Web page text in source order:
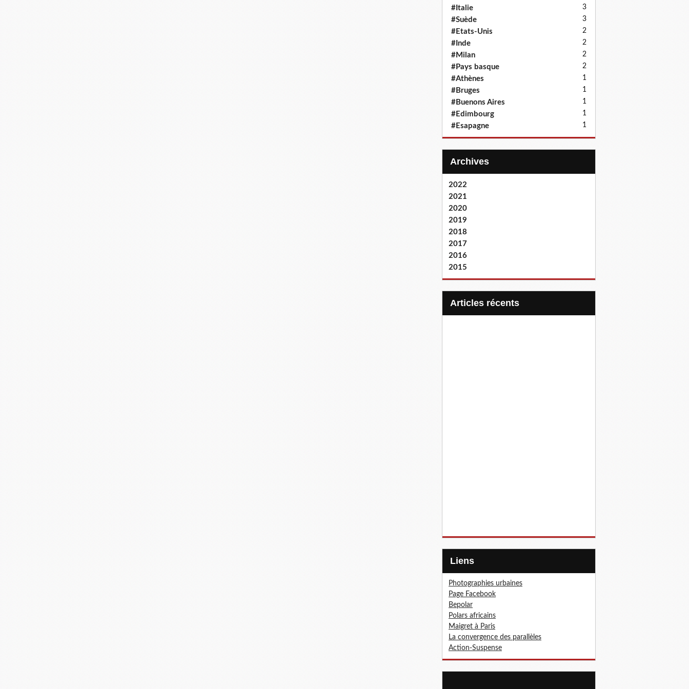
#Italie 3
#Suède 3
#Etats-Unis 2
#Inde 2
#Milan 2
#Pays basque 2
#Athènes 1
#Bruges 1
#Buenons Aires 1
#Edimbourg 1
#Esapagne 1
Archives
2022
2021
2020
2019
2018
2017
2016
2015
articles récents
Liens
Photographies urbaines
Page Facebook
Bepolar
Polars africains
Maigret à Paris
La convergence des parallèles
Action-Suspense